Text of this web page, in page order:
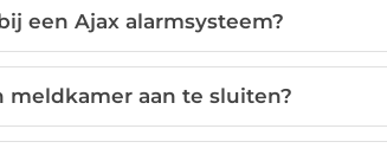
een Ajax alarmsysteem?
meldkamer aan te sluiten?